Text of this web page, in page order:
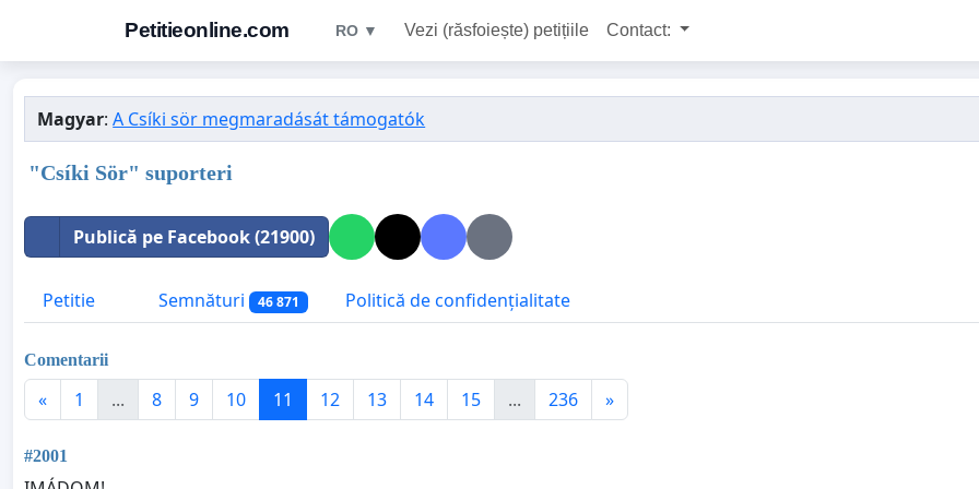
Petitieonline.com RO ▼ Vezi (răsfoiește) petițiile Contact:
Magyar:A Csíki sör megmaradását támogatók
"Csíki Sör" suporteri
Publică pe Facebook (21900)
Petitie Semnături 46 871 Politică de confidențialitate
Comentarii
« 1 ... 8 9 10 11 12 13 14 15 ... 236 »
#2001